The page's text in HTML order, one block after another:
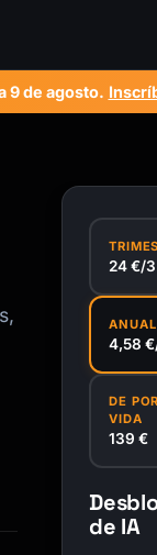
9 de agosto.
24 €/
ANUAL
4,58
DE POR
VIDA
139 €
de IA